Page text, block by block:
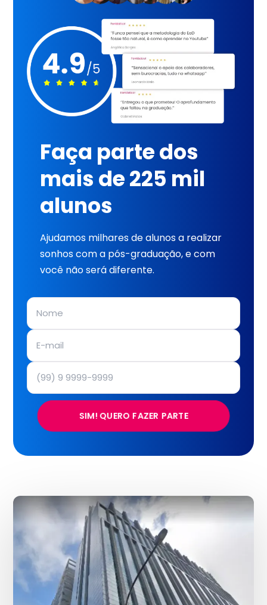
Faça parte dos
mais de 225 mil
alunos
Ajudamos milhares de alunos a realizar
sonhos com a pós-graduação, e com
você não será diferente.
SIM! QUERO FAZER PARTE